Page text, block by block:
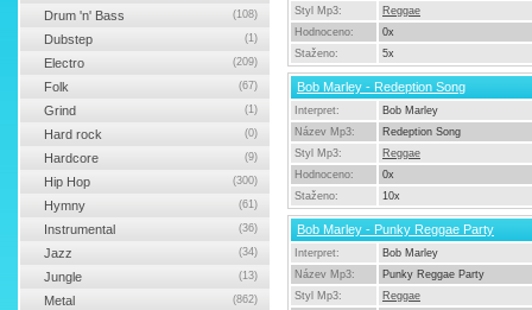
Styl Mp3:
Reggae
Hodnoceno:
0x
Staženo:
5x
Bob Marley - Redeption Song
Interpret:
Bob Marley
Název Mp3:
Redeption Song
Styl Mp3:
Reggae
Hodnoceno:
0x
Staženo:
10x
Bob Marley - Punky Reggae Party
Interpret:
Bob Marley
Název Mp3:
Punky Reggae Party
Styl Mp3:
Reggae
Drum 'n' Bass (108)
Dubstep (1)
Electro (209)
Folk (67)
Grind (1)
Hard rock (0)
Hardcore (9)
Hip Hop (300)
Hymny (61)
Instrumental (36)
Jazz (34)
Jungle (13)
Metal (862)